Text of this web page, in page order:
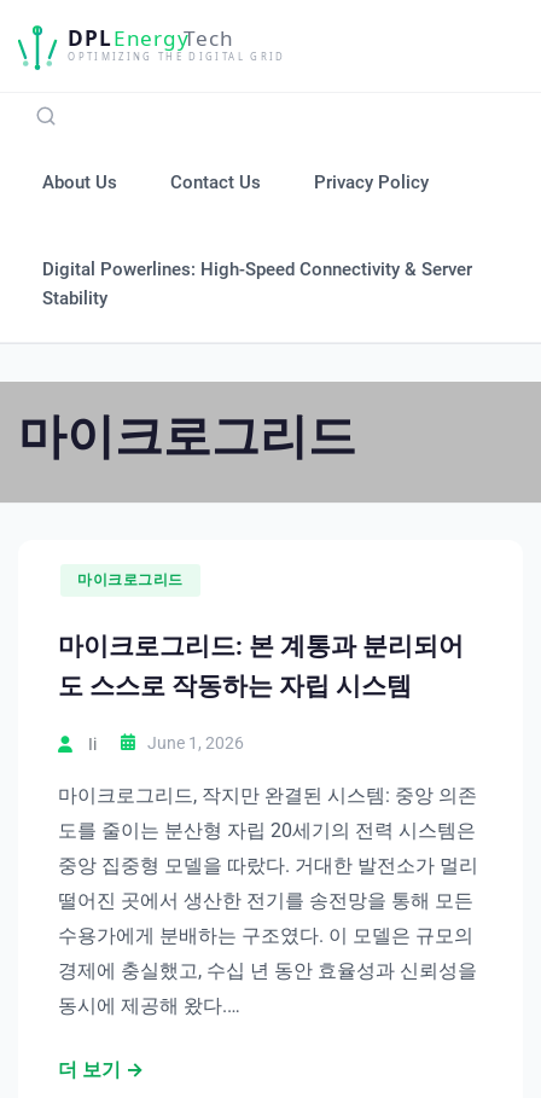
About Us Contact Us Privacy Policy
Digital Powerlines: High-Speed Connectivity & Server
Stability
마이크로그리드
마이크로그리드
마이크로그리드: 본 계통과 분리되어
도 스스로 작동하는 자립 시스템
Ii June 1, 2026
마이크로그리드, 작지만 완결된 시스템: 중앙 의존
도를 줄이는 분산형 자립 20세기의 전력 시스템은
중앙 집중형 모델을 따랐다. 거대한 발전소가 멀리
떨어진 곳에서 생산한 전기를 송전망을 통해 모든
수용가에게 분배하는 구조였다. 이 모델은 규모의
경제에 충실했고, 수십 년 동안 효율성과 신뢰성을
동시에 제공해 왔다.…
더 보기 →